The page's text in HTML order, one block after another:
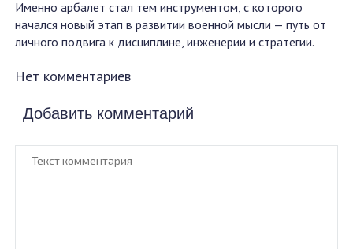
Именно арбалет стал тем инструментом, с которого
начался новый этап в развитии военной мысли — путь от
личного подвига к дисциплине, инженерии и стратегии.
Нет комментариев
Добавить комментарий